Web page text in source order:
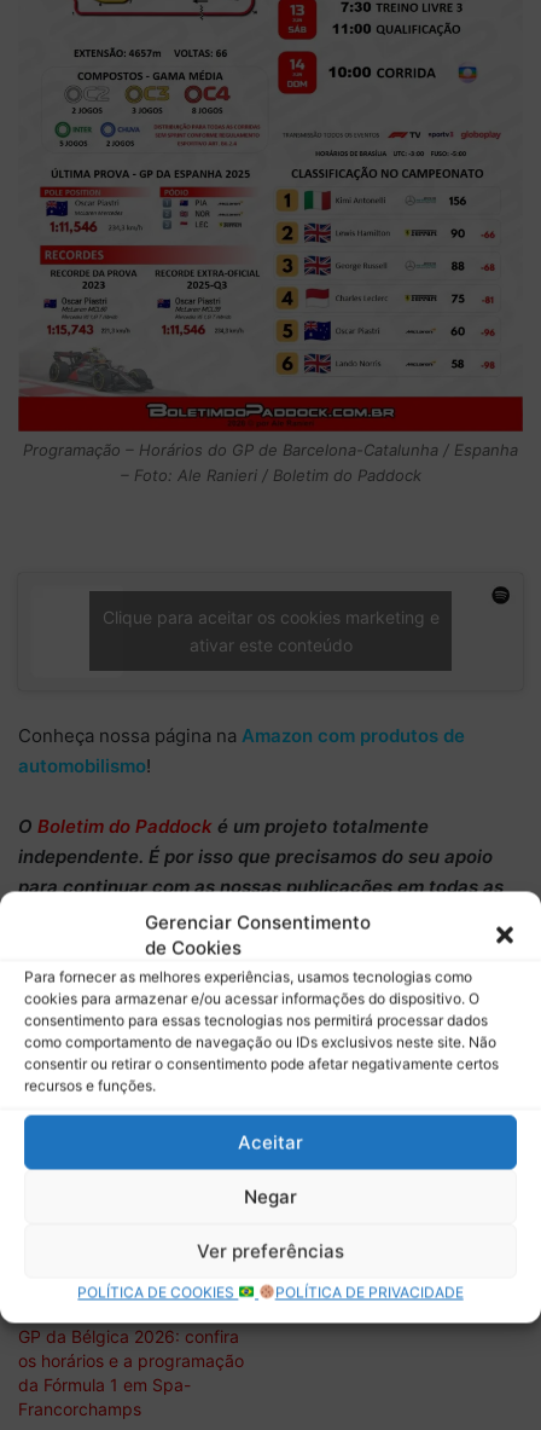
Gerenciar Consentimento
de Cookies
Para fornecer as melhores experiências, usamos tecnologias como
cookies para armazenar e/ou acessar informações do dispositivo. O
consentimento para essas tecnologias nos permitirá processar dados
como comportamento de navegação ou IDs exclusivos neste site. Não
consentir ou retirar o consentimento pode afetar negativamente certos
recursos e funções.
Aceitar
Negar
Ver preferências
POLÍTICA DE COOKIES POLÍTICA DE PRIVACIDADE
Programação – Horários do GP de Barcelona-Catalunha / Espanha
– Foto: Ale Ranieri / Boletim do Paddock
Clique para aceitar os cookies marketing e
ativar este conteúdo
Conheça nossa página na Amazon com produtos de
automobilismo!
O Boletim do Paddock é um projeto totalmente
independente. É por isso que precisamos do seu apoio
para continuarcom as nossas publicações em todas as
mídias que estamos presentes!
Conheçaa nossa campanha de financiamento coletivo
doApoia.se, você pode começar a contribuir com apenas
R$ 1, ajude o projeto. Faça a diferença para podermos
manter as nossas publicações. Conheça também
programa demembros no nosso canal do Youtube
os horários da Fórmula 1 e a
horários da Fórmula 1 e a
após a vitória de Hamilton
GP da Bélgica 2026: confira
os horários e a programação
da Fórmula 1 em Spa-
Francorchamps